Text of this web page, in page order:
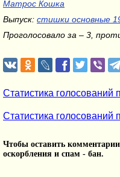
Матрос Кошка
Выпуск: стишки основные
Проголосовало за – 3,
Статистика голосований
Статистика голосований
Чтобы оставить
оскорбления и спам - бан.